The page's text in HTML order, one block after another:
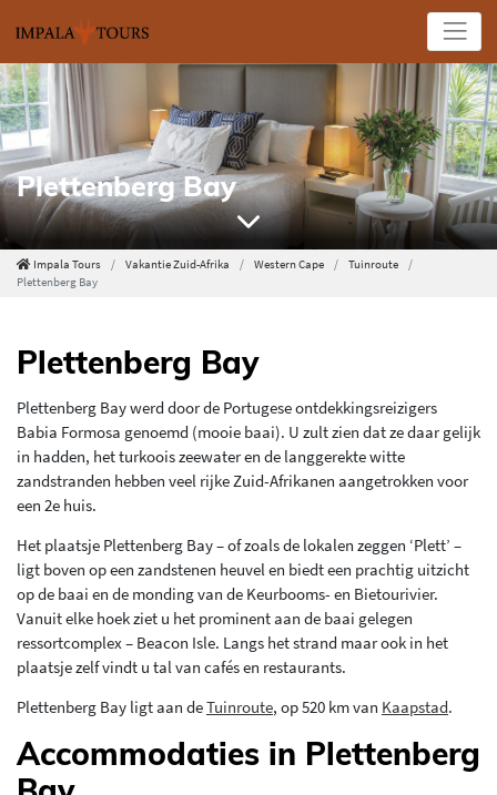
Plettenberg Bay
Impala Tours Vakantie Zuid-Afrika Western Cape
Tuinroute
Plettenberg Bay
Plettenberg Bay
Plettenberg Bay werd door de Portugese ontdekkingsreizigers
Babia Formosa genoemd (mooie baai). U zult zien dat ze daar gelijk
in hadden, het turkoois zeewater en de langgerekte witte
zandstranden hebben veel rijke Zuid-Afrikanen aangetrokken voor
een 2e huis.
Het plaatsje Plettenberg Bay – of zoals de lokalen zeggen ‘Plett’ –
ligt boven op een zandstenen heuvel en biedt een prachtig uitzicht
op de baai en de monding van de Keurbooms- en Bietourivier.
Vanuit elke hoek ziet u het prominent aan de baai gelegen
ressortcomplex – Beacon Isle. Langs het strand maar ook in het
plaatsje zelf vindt u tal van cafés en restaurants.
Plettenberg Bay ligt aan deTuinroute, op 520 km van Kaapstad.
Accommodaties in Plettenberg